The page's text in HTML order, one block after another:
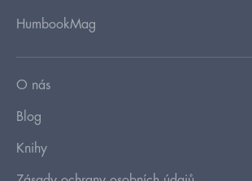
HumbookMag
O nás
Blog
Knihy